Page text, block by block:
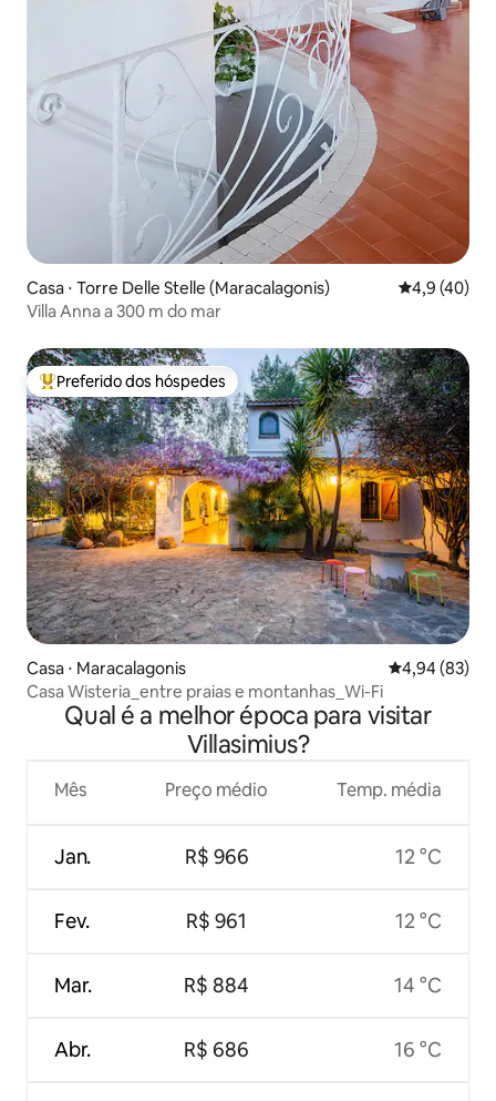
Casa ⋅ Torre Delle Stelle (Maracalagonis) 4,9 de uma
4,9 (40)
Villa Anna a 300 m do mar
Entre os melhores preferidos dos hóspedes
Preferido dos hóspedes
Casa ⋅ Maracalagonis 4,94 de uma
4,94 (83)
Casa Wisteria_entre praias e montanhas_Wi-Fi
Qual é a melhor época para visitar
Villasimius?
Mês
Jan.
Fev.
Mar.
Abr.
Preço médio
R$ 966
R$ 961
R$ 884
R$ 686
Temp. média
12 °C
12 °C
14 °C
16 °C